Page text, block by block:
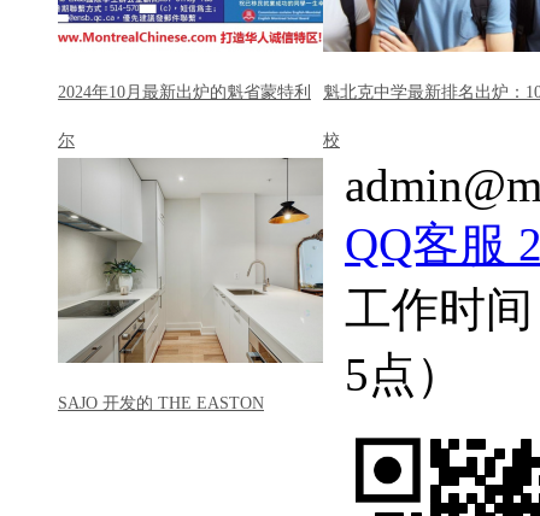
2024年10月最新出炉的魁省蒙特利
尔
魁北克中学最新排名出炉：
校
SAJO 开发的 THE EASTON
QQ客服
工作时
5点）